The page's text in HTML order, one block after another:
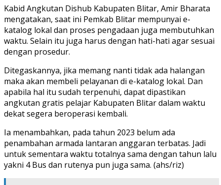
Kabid Angkutan Dishub Kabupaten Blitar, Amir Bharata
mengatakan, saat ini Pemkab Blitar mempunyai e-
katalog lokal dan proses pengadaan juga membutuhkan
waktu. Selain itu juga harus dengan hati-hati agar sesuai
dengan prosedur.
Ditegaskannya, jika memang nanti tidak ada halangan
maka akan membeli pelayanan di e-katalog lokal. Dan
apabila hal itu sudah terpenuhi, dapat dipastikan
angkutan gratis pelajar Kabupaten Blitar dalam waktu
dekat segera beroperasi kembali.
Ia menambahkan, pada tahun 2023 belum ada
penambahan armada lantaran anggaran terbatas. Jadi
untuk sementara waktu totalnya sama dengan tahun lalu
yakni 4 Bus dan rutenya pun juga sama. (ahs/riz)